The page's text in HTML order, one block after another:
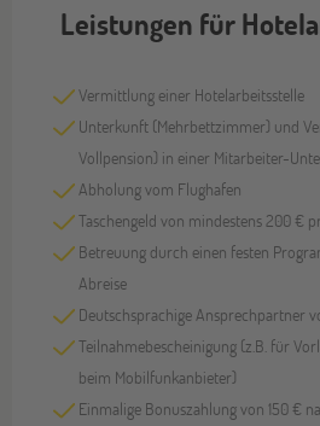
Leistungen für
Vermittlung einer Hotelarbeitsstelle
Unterkunft (Mehrbettzimmer) und
Vollpension) in einer Mitarbeiter-
Abholung vom Flughafen
Taschengeld von mindestens 200 €
Betreuung durch einen festen
Abreise
Deutschsprachige Ansprechpartner
Teilnahmebescheinigung (z.B. für
beim Mobilfunkanbieter)
Einmalige Bonuszahlung von 150 €